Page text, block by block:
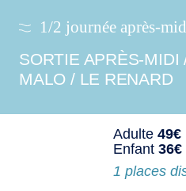
1/2 journée après-
SORTIE APRÈS-MIDI
MALO / LE RENARD
Adulte 49€
Enfant 36€
1 places